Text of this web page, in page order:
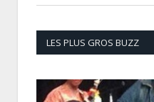
LES PLUS GROS BUZZ